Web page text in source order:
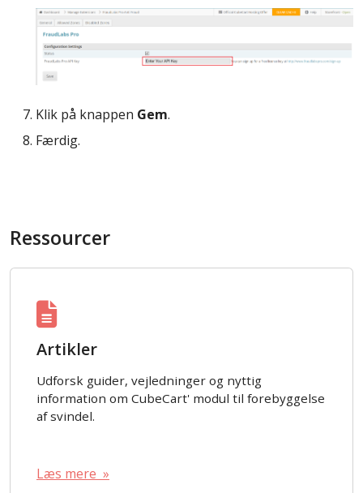
Klik på knappen Gem.
Færdig.
Ressourcer
Artikler
Udforsk guider, vejledninger og nyttig
information om CubeCart' modul til forebyggelse
af svindel.
Læs mere »